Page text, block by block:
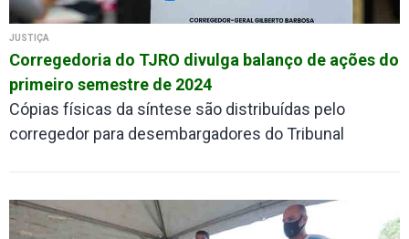
JUSTIÇA
Corregedoria do TJRO divulga balanço de ações do
primeiro semestre de 2024
Cópias físicas da síntese são distribuídas pelo
corregedor para desembargadores do Tribunal